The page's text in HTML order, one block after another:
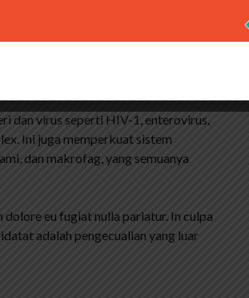
madu sering digunakan untuk
sebagai bahan utama perawatan kulit.
dan potasium yang dapat
dan virus seperti HIV-1, enterovirus,
Ini juga memperkuat sistem
dan makrofag, yang semuanya
eu fugiat nulla pariatur. In culpa
adalah pengecualian yang luar